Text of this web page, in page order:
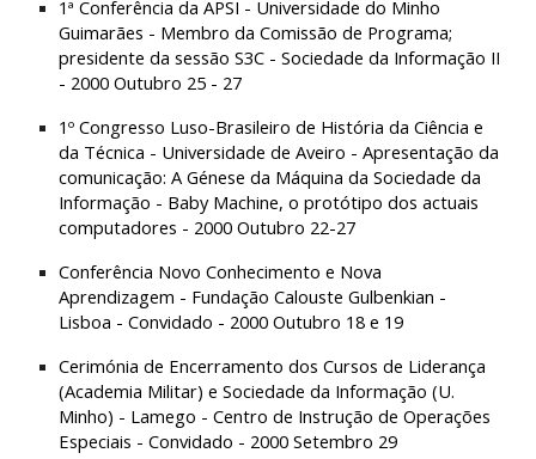
1ª Conferência da APSI - Universidade do Minho
Guimarães - Membro da Comissão de Programa;
presidente da sessão S3C - Sociedade da Informação II
- 2000 Outubro 25 - 27
1º Congresso Luso-Brasileiro de História da Ciência e
da Técnica - Universidade de Aveiro - Apresentação da
comunicação: A Génese da Máquina da Sociedade da
Informação - Baby Machine, o protótipo dos actuais
computadores - 2000 Outubro 22-27
Conferência Novo Conhecimento e Nova
Aprendizagem - Fundação Calouste Gulbenkian -
Lisboa - Convidado - 2000 Outubro 18 e 19
Cerimónia de Encerramento dos Cursos de Liderança
(Academia Militar) e Sociedade da Informação (U.
Minho) - Lamego - Centro de Instrução de Operações
Especiais - Convidado - 2000 Setembro 29